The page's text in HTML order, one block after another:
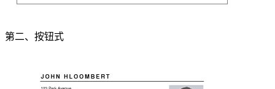
第二、按钮式